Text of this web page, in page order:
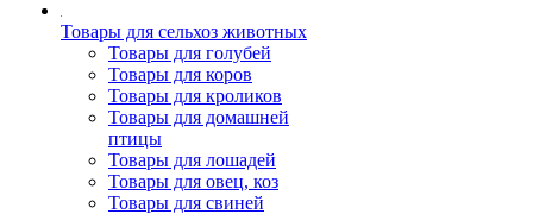
Товары для сельхоз животных
Товары для голубей
Товары для коров
Товары для кроликов
Товары для домашней
птицы
Товары для лошадей
Товары для овец, коз
Товары для свиней